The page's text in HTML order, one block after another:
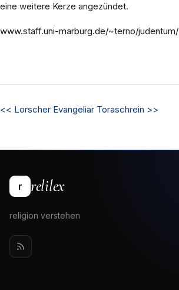
eine weitere Kerze angezündet.
www.staff.uni-marburg.de/~terno/judentum/
<< Lorscher Evangeliar Toraschrein >>
r relilex
religion verstehen